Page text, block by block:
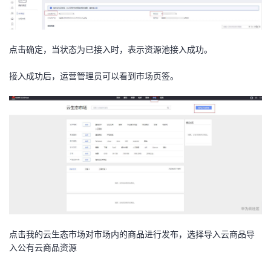
点击确定，当状态为已接入时，表示资源池接入成功。
接入成功后，运营管理员可以看到市场页签。
点击我的云生态市场对市场内的商品进行发布，选择导入云商品导
入公有云商品资源